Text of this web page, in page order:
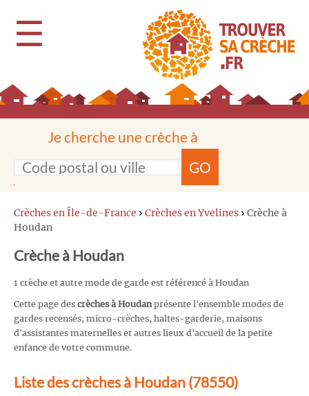
☰
Je cherche une crèche à
GO
Crèches en Île-de-France › Crèches en Yvelines › Crèche à
Houdan
Crèche à Houdan
1 crèche et autre mode de garde est référencé à Houdan
Cette page des crèches à Houdan présente l'ensemble modes de
gardes recensés, micro-crèches, haltes-garderie, maisons
d'assistantes maternelles et autres lieux d'accueil de la petite
enfance de votre commune.
Liste des crèches à Houdan (78550)